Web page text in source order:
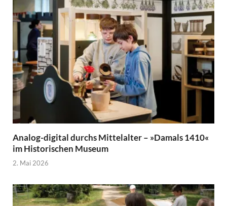
Analog-digital durchs Mittelalter – »Damals 1410«
im Historischen Museum
2. Mai 2026